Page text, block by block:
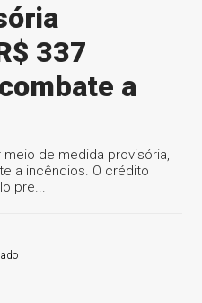
337
a
de medida provisória,
a incêndios. O crédito
pre...